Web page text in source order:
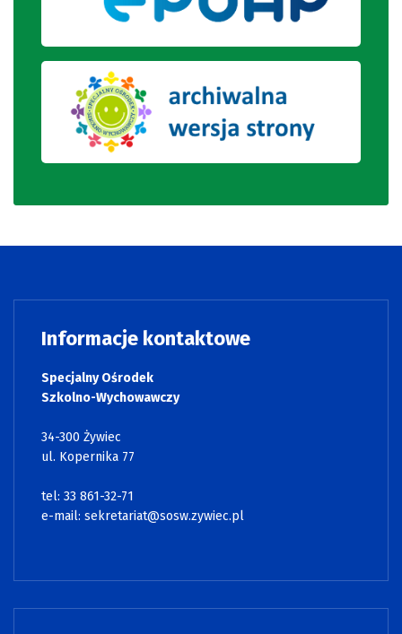
Informacje kontaktowe
Specjalny Ośrodek
Szkolno-Wychowawczy
34-300 Żywiec
ul. Kopernika 77
tel: 33 861-32-71
e-mail: sekretariat@sosw.zywiec.pl